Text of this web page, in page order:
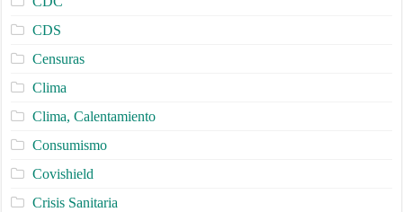
CDS
Censuras
Clima
Clima, Calentamiento
Consumismo
Covishield
Crisis Sanitaria